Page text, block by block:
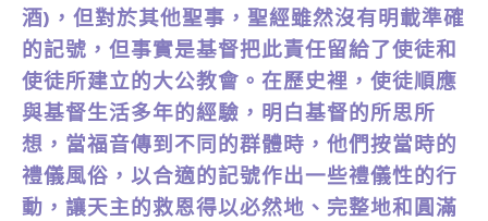
酒)，但對於其他聖事，聖經雖然沒有明載準確
的記號，但事實是基督把此責任留給了使徒和
使徒所建立的大公教會。在歷史裡，使徒順應
與基督生活多年的經驗，明白基督的所思所
想，當福音傳到不同的群體時，他們按當時的
禮儀風俗，以合適的記號作出一些禮儀性的行
動，讓天主的救恩得以必然地、完整地和圓滿